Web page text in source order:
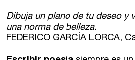
Dibuja un plano de tu deseo y
una norma de belleza.
FEDERICO GARCÍA LORCA,